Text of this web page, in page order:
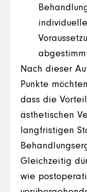
Nach dieser
Punkte
dass die
ästhetischen
langfristigen
Gleichzeitig
wie